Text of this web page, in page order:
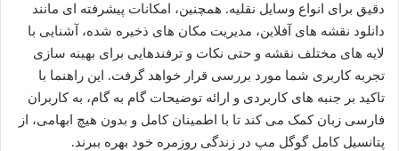
دقیق برای انواع وسایل نقلیه. همچنین، امکانات پیشرفته ای مانند
دانلود نقشه های آفلاین، مدیریت مکان های ذخیره شده، آشنایی با
لایه های مختلف نقشه و حتی نکات و ترفندهایی برای بهینه سازی
تجربه کاربری شما مورد بررسی قرار خواهد گرفت. این راهنما با
تاکید بر جنبه های کاربردی و ارائه توضیحات گام به گام، به کاربران
فارسی زبان کمک می کند تا با اطمینان کامل و بدون هیچ ابهامی، از
پتانسیل کامل گوگل مپ در زندگی روزمره خود بهره ببرند.